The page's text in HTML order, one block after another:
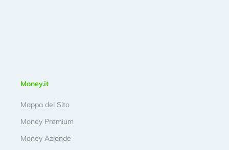
Money.it
Mappa del Sito
Money Premium
Money Aziende